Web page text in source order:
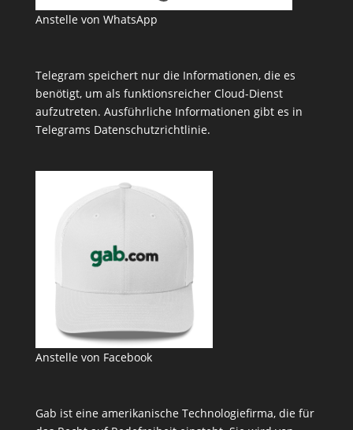
Anstelle von WhatsApp
Telegram speichert nur die Informationen, die es
benötigt, um als funktionsreicher Cloud-Dienst
aufzutreten. Ausführliche Informationen gibt es in
Telegrams Datenschutzrichtlinie.
Anstelle von Facebook
Gab ist eine amerikanische Technologiefirma, die für